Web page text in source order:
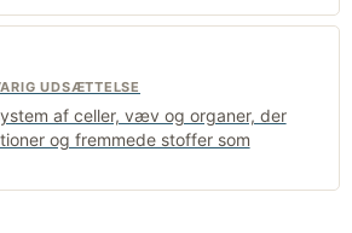
UDSÆTTELSE
af celler, væv og organer, der
og fremmede stoffer som